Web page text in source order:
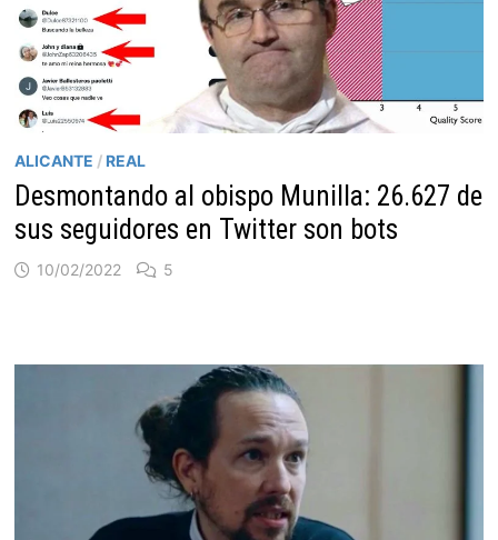
ALICANTE / REAL
Desmontando al obispo Munilla: 26.627 de
sus seguidores en Twitter son bots
10/02/2022 5